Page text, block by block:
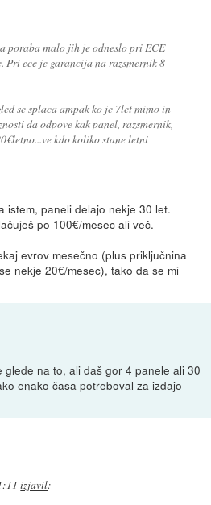
poraba malo jih je odneslo pri ECE
Pri ece je garancija na razsmernik 8
se splaca ampak ko je 7let mimo in
da odpove kak panel, razsmernik,
kdo koliko stane letni
istem, paneli delajo nekje 30 let.
po 100€/mesec ali več.
evrov mesečno (plus priključnina
nekje 20€/mesec), tako da se mi
glede na to, ali daš gor 4 panele ali 30
enako časa potreboval za izdajo
izjavil: